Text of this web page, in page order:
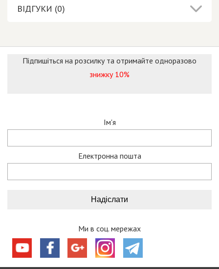
ВІДГУКИ (0)
Підпишіться на розсилку та отримайте одноразово
знижку 10%
Ім'я
Електронна пошта
Ми в соц. мережах